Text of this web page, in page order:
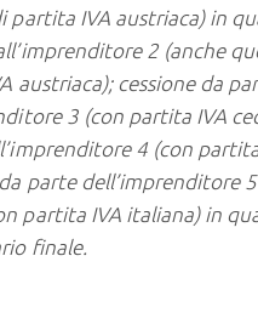
partita IVA austriaca) in
2 (anche
austriaca); cessione da
3 (con partita IVA
4 (con
parte dell’imprenditore
partita IVA italiana) in
finale.